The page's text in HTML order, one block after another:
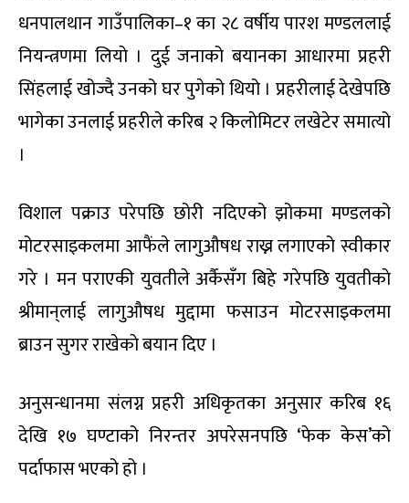
धनपालथान गाउँपालिका–१ का २८ वर्षीय पारश मण्डललाई
नियन्त्रणमा लियाे । दुई जनाको बयानका आधारमा प्रहरी
सिंहलाई खोज्दै उनको घर पुगेको थियो । प्रहरीलाई देखेपछि
भागेका उनलाई प्रहरीले करिब २ किलाेमिटर लखेटेर समात्यो
।
विशाल पक्राउ परेपछि छोरी नदिएको झोकमा मण्डलको
मोटरसाइकलमा आफैंले लागुऔषध राख्न लगाएको स्वीकार
गरे । मन पराएकी युवतीले अर्कैसँग बिहे गरेपछि युवतीकाे
श्रीमान्‌लाई लागुऔषध मुद्दामा फसाउन मोटरसाइकलमा
ब्राउन सुगर राखेकाे बयान दिए ।
अनुसन्धानमा संलग्न प्रहरी अधिकृतका अनुसार करिब १६
देखि १७ घण्टाको निरन्तर अपरेसनपछि ‘फेक केस’को
पर्दाफास भएको हो ।